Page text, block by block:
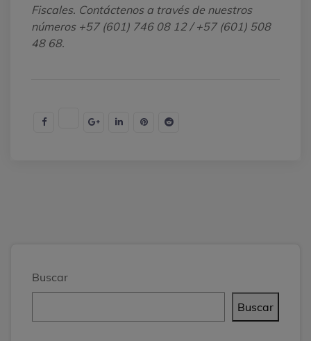
Fiscales. Contáctenos a través de nuestros
números +57 (601) 746 08 12 / +57 (601) 508
48 68.
Buscar
Buscar